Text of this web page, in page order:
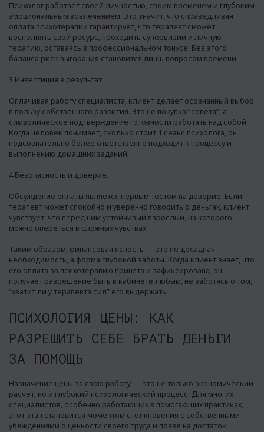
Психолог работает своей личностью, своим временем и глубоким
эмоциональным вовлечением. Это значит, что справедливая
оплата психотерапии гарантирует, что терапевт сможет
восполнять свой ресурс, проходить супервизии и личную
терапию, оставаясь в профессиональном тонусе. Без этого
баланса риск выгорания становится лишь вопросом времени.
3.Инвестиция в результат.
Оплачивая работу специалиста, клиент делает осознанный выбор
в пользу собственного развития. Это не покупка “совета”, а
символическое подтверждение готовности работать над собой.
Когда человек понимает, сколько стоит 1 сеанс психолога, он
подсознательно более ответственно подходит к процессу и
выполнению домашних заданий.
4.Безопасность и доверие.
Обсуждение оплаты является первым тестом на доверие. Если
терапевт может спокойно и уверенно говорить о деньгах, клиент
чувствует, что перед ним устойчивый взрослый, на которого
можно опереться в сложных чувствах.
Таким образом, финансовая ясность — это не досадная
необходимость, а форма глубокой заботы. Когда клиент знает, что
его оплата за психотерапию принята и зафиксирована, он
получает разрешение быть в кабинете любым, не заботясь о том,
“хватит ли у терапевта сил” его выдержать.
ПСИХОЛОГИЯ ЦЕНЫ: КАК
РАЗРЕШИТЬ СЕБЕ БРАТЬ ДЕНЬГИ
ЗА ПОМОЩЬ
Назначение цены за свою работу — это не только экономический
расчет, но и глубокий психологический процесс. Для многих
специалистов, особенно работающих в помогающих практиках,
этот этап становится моментом столкновения с собственными
убеждениями о ценности своего труда и праве на достаток.